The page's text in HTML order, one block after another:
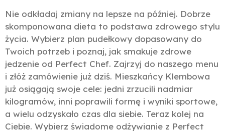
Nie odkładaj zmiany na lepsze na później. Dobrze
skomponowana dieta to podstawa zdrowego stylu
życia. Wybierz plan pudełkowy dopasowany do
Twoich potrzeb i poznaj, jak smakuje zdrowe
jedzenie od Perfect Chef. Zajrzyj do naszego menu
i złóż zamówienie już dziś. Mieszkańcy Klembowa
już osiągają swoje cele: jedni zrzucili nadmiar
kilogramów, inni poprawili formę i wyniki sportowe,
a wielu odzyskało czas dla siebie. Teraz kolej na
Ciebie. Wybierz świadome odżywianie z Perfect